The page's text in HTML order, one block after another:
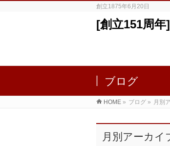
創立1875年6月20日
[創立151周
ブログ
HOME » ブログ » 月別
月別アーカイ